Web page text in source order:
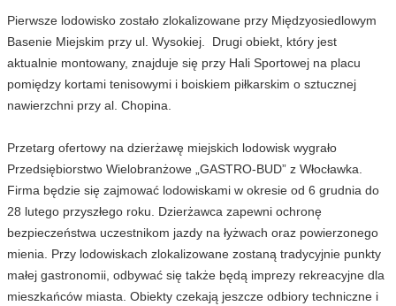
Pierwsze lodowisko zostało zlokalizowane przy Międzyosiedlowym
Basenie Miejskim przy ul. Wysokiej. Drugi obiekt, który jest
aktualnie montowany, znajduje się przy Hali Sportowej na placu
pomiędzy kortami tenisowymi i boiskiem piłkarskim o sztucznej
nawierzchni przy al. Chopina.
Przetarg ofertowy na dzierżawę miejskich lodowisk wygrało
Przedsiębiorstwo Wielobranżowe „GASTRO-BUD” z Włocławka.
Firma będzie się zajmować lodowiskami w okresie od 6 grudnia do
28 lutego przyszłego roku. Dzierżawca zapewni ochronę
bezpieczeństwa uczestnikom jazdy na łyżwach oraz powierzonego
mienia. Przy lodowiskach zlokalizowane zostaną tradycyjnie punkty
małej gastronomii, odbywać się także będą imprezy rekreacyjne dla
mieszkańców miasta. Obiekty czekają jeszcze odbiory techniczne i